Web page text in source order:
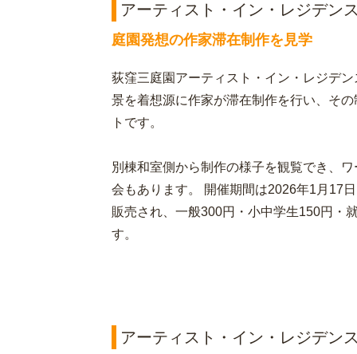
アーティスト・イン・レジデン
庭園発想の作家滞在制作を見学
荻窪三庭園アーティスト・イン・レジデ
景を着想源に作家が滞在制作を行い、そ
トです。
別棟和室側から制作の様子を観覧でき、
会もあります。 開催期間は2026年1月17
販売され、一般300円・小中学生150円・
す。
アーティスト・イン・レジデン